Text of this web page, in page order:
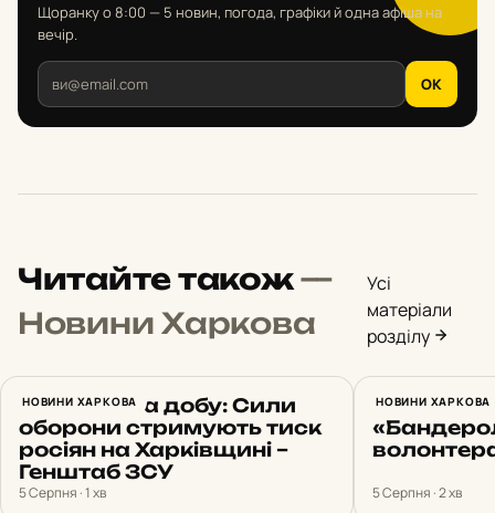
Щоранку о 8:00 — 5 новин, погода, графіки й одна афіша на
вечір.
OK
Читайте також—
Новини Харкова
Усі
матеріали
розділу
НОВИНИ ХАРКОВА
23 атаки за добу: Сили
оборони стримують тиск
росіян на Харківщині –
Генштаб ЗСУ
5 Серпня · 1 хв
НОВИНИ ХАРКОВА
Харків 5
5 Серпня · 2 хв